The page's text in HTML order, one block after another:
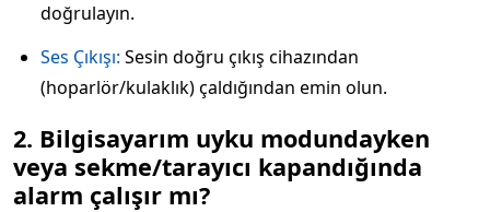
doğrulayın.
Ses Çıkışı: Sesin doğru çıkış cihazından
(hoparlör/kulaklık) çaldığından emin olun.
2. Bilgisayarım uyku modundayken
veya sekme/tarayıcı kapandığında
alarm çalışır mı?